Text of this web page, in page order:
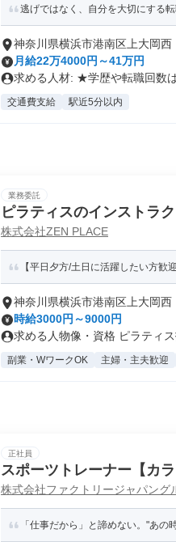
逃げではなく、自分を大切にする
神奈川県横浜市港南区上大岡西
月給22万4000円～41万円
求める人材: ★学歴や転職回数
交通費支給 駅近5分以内
業務委託
ピラティスのインストラ
株式会社ZEN PLACE
【平日夕方/土日に活躍したい方
神奈川県横浜市港南区上大岡西
時給3000円～9000円
求める人物像・資格 ピラティ
副業・WワークOK 主婦・主夫歓迎
正社員
スポーツトレーナー【カ
株式会社ファクトリージャパング
「仕事だから」と諦めない。"あ